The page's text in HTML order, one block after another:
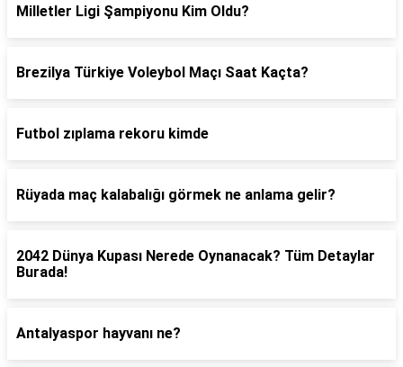
Milletler Ligi Şampiyonu Kim Oldu?
Brezilya Türkiye Voleybol Maçı Saat Kaçta?
Futbol zıplama rekoru kimde
Rüyada maç kalabalığı görmek ne anlama gelir?
2042 Dünya Kupası Nerede Oynanacak? Tüm Detaylar
Burada!
Antalyaspor hayvanı ne?